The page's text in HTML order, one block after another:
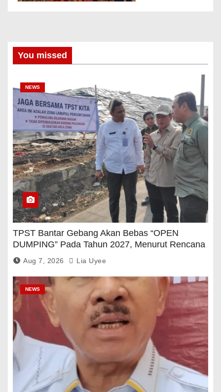
You missed
NEWS
TPST Bantar Gebang Akan Bebas “OPEN
DUMPING” Pada Tahun 2027, Menurut Rencana
Pemerintah
Aug 7, 2026 Lia Uyee
NEWS